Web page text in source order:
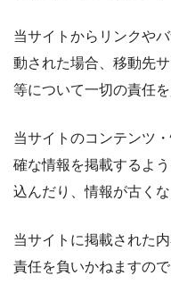
当サイトからリンクや
動された場合、移動先
等について一切の責任を
当サイトのコンテンツ
確な情報を掲載するよ
込んだり、情報が古く
当サイトに掲載された
責任を負いかねますので